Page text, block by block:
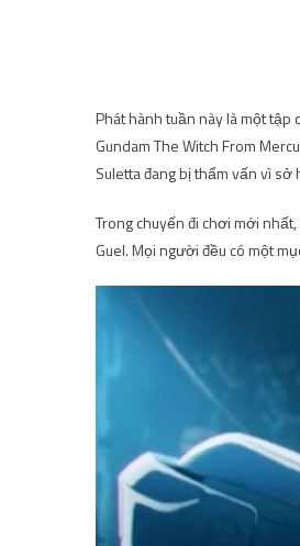
Phát hành tuần này là một tập
Gundam The Witch From
Suletta đang bị thẩm vấn vì sở
Trong chuyến đi chơi mới
Guel. Mọi người đều có một